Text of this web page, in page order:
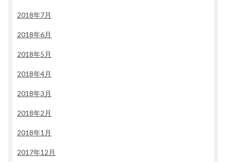
2018年7月
2018年6月
2018年5月
2018年4月
2018年3月
2018年2月
2018年1月
2017年12月